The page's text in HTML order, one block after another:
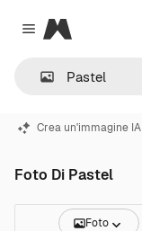
Close menu
Magnific
Crea un'immagine IA
Foto Di Pastel
Foto